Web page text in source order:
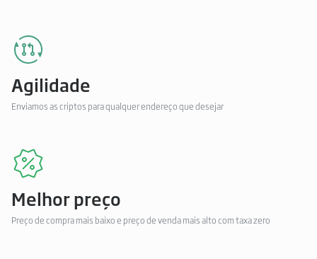
Agilidade
Enviamos as criptos para qualquer endereço que desejar
Melhor preço
Preço de compra mais baixo e preço de venda mais alto com taxa zero